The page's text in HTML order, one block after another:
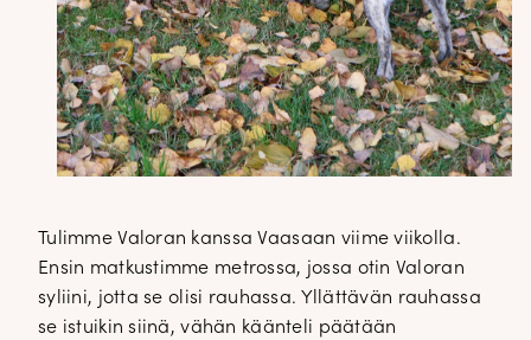
Tulimme Valoran kanssa Vaasaan viime viikolla.
Ensin matkustimme metrossa, jossa otin Valoran
syliini, jotta se olisi rauhassa. Yllättävän rauhassa
se istuikin siinä, vähän käänteli päätään